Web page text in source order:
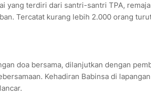
yang terdiri dari santri-santri TPA, remaja
Tercatat kurang lebih 2.000 orang
doa bersama, dilanjutkan dengan
Kehadiran Babinsa di